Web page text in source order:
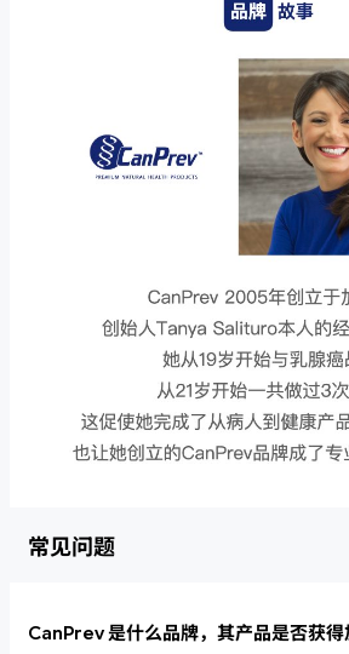
常见问题
CanPrev 是什么品牌，其产品是否获得